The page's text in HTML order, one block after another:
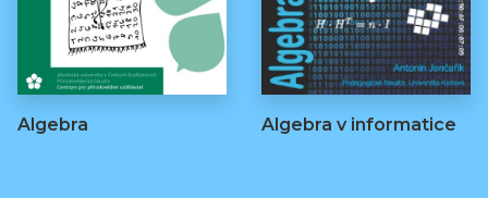
Algebra Algebra v informatice